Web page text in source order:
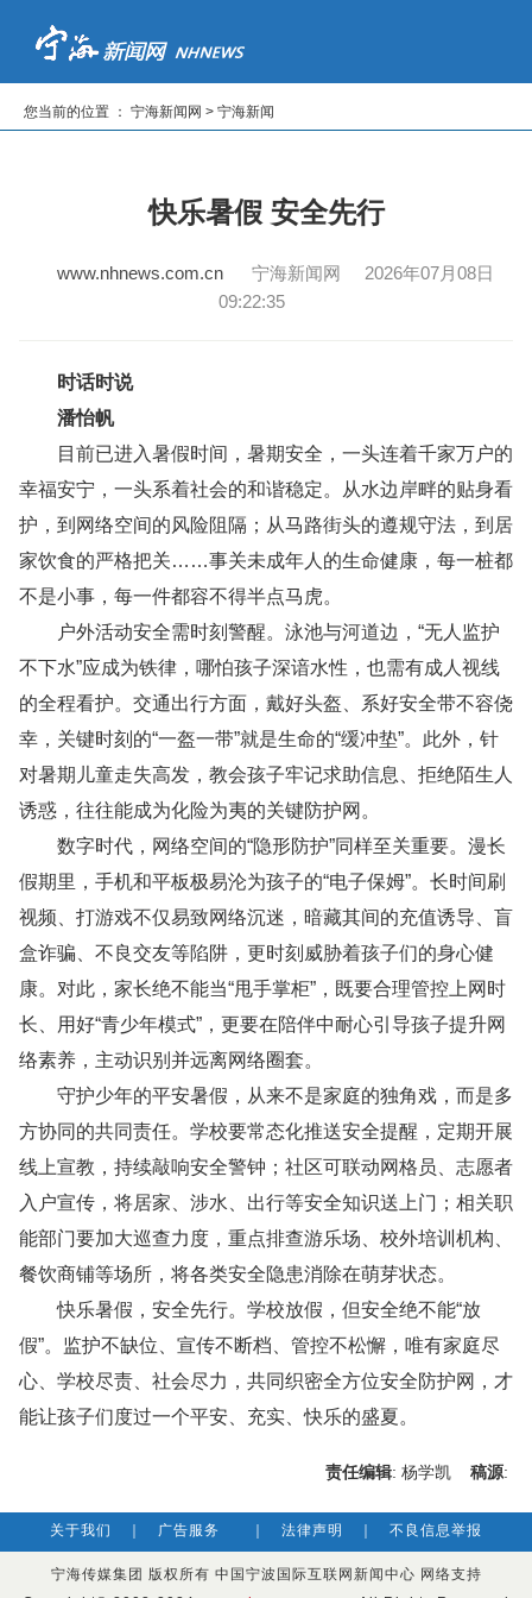
首页 | 新闻 | 专题 | 读报纸
您当前的位置 ： 宁海新闻网 > 宁海新闻
快乐暑假 安全先行
www.nhnews.com.cn宁海新闻网 2026年07月08日
09:22:35
时话时说
潘怡帆
目前已进入暑假时间，暑期安全，一头连着千家万户的
幸福安宁，一头系着社会的和谐稳定。从水边岸畔的贴身看
护，到网络空间的风险阻隔；从马路街头的遵规守法，到居
家饮食的严格把关……事关未成年人的生命健康，每一桩都
不是小事，每一件都容不得半点马虎。
户外活动安全需时刻警醒。泳池与河道边，“无人监护
不下水”应成为铁律，哪怕孩子深谙水性，也需有成人视线
的全程看护。交通出行方面，戴好头盔、系好安全带不容侥
幸，关键时刻的“一盔一带”就是生命的“缓冲垫”。此外，针
对暑期儿童走失高发，教会孩子牢记求助信息、拒绝陌生人
诱惑，往往能成为化险为夷的关键防护网。
数字时代，网络空间的“隐形防护”同样至关重要。漫长
假期里，手机和平板极易沦为孩子的“电子保姆”。长时间刷
视频、打游戏不仅易致网络沉迷，暗藏其间的充值诱导、盲
盒诈骗、不良交友等陷阱，更时刻威胁着孩子们的身心健
康。对此，家长绝不能当“甩手掌柜”，既要合理管控上网时
长、用好“青少年模式”，更要在陪伴中耐心引导孩子提升网
络素养，主动识别并远离网络圈套。
守护少年的平安暑假，从来不是家庭的独角戏，而是多
方协同的共同责任。学校要常态化推送安全提醒，定期开展
线上宣教，持续敲响安全警钟；社区可联动网格员、志愿者
入户宣传，将居家、涉水、出行等安全知识送上门；相关职
能部门要加大巡查力度，重点排查游乐场、校外培训机构、
餐饮商铺等场所，将各类安全隐患消除在萌芽状态。
快乐暑假，安全先行。学校放假，但安全绝不能“放
假”。监护不缺位、宣传不断档、管控不松懈，唯有家庭尽
心、学校尽责、社会尽力，共同织密全方位安全防护网，才
能让孩子们度过一个平安、充实、快乐的盛夏。
责任编辑: 杨学凯 稿源:
关于我们 广告服务 法律声明 不良信息举报
宁海传媒集团 版权所有 中国宁波国际互联网新闻中心 网络支持